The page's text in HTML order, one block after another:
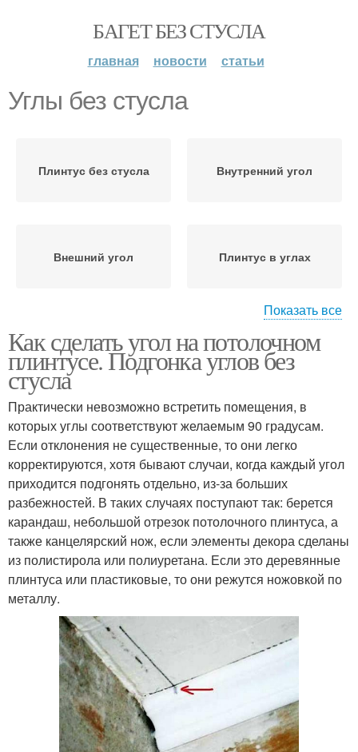
БАГЕТ БЕЗ СТУСЛА
главная новости статьи
Углы без стусла
Плинтус без стусла Внутренний угол
Внешний угол Плинтус в углах
Условия без стусла Фабричные углы
Внутренние углы Углы при помощи
Внешние углы
Показать все
Как сделать угол на потолочном
плинтусе. Подгонка углов без
стусла
Практически невозможно встретить помещения, в
которых углы соответствуют желаемым 90 градусам.
Если отклонения не существенные, то они легко
корректируются, хотя бывают случаи, когда каждый угол
приходится подгонять отдельно, из-за больших
разбежностей. В таких случаях поступают так: берется
карандаш, небольшой отрезок потолочного плинтуса, а
также канцелярский нож, если элементы декора сделаны
из полистирола или полиуретана. Если это деревянные
плинтуса или пластиковые, то они режутся ножовкой по
металлу.